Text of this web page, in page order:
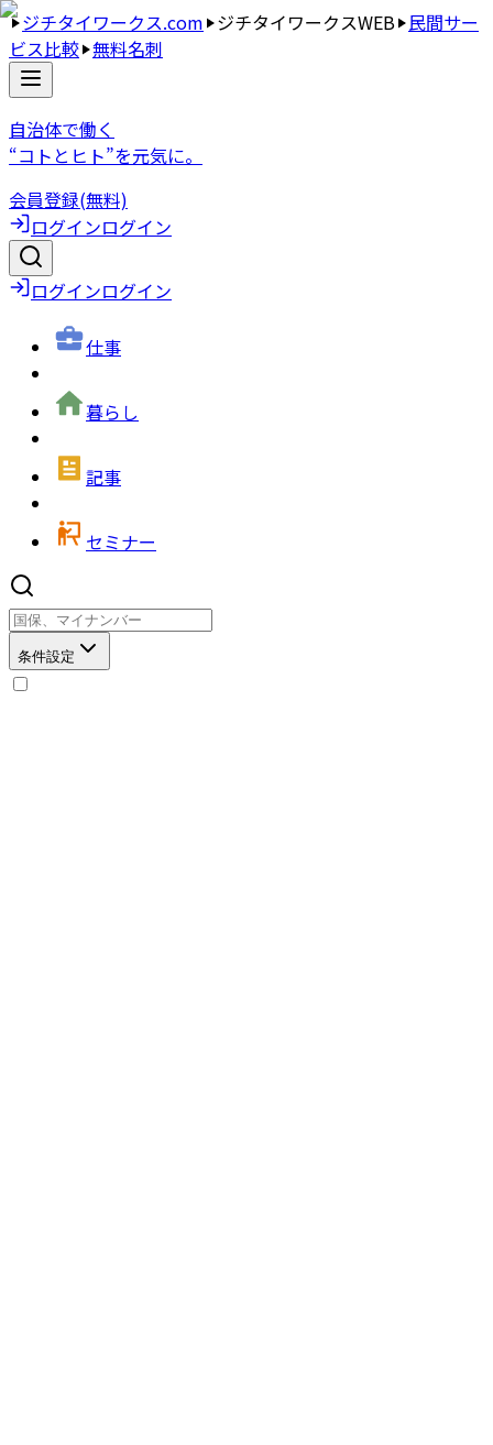
ジチタイワークス.com ジチタイワークスWEB 民間サー
ビス比較 無料名刺
自治体で働く
“コトとヒト”を元気に。
会員登録(無料)
ログインログイン
ログインログイン
仕事
暮らし
記事
セミナー
条件設定